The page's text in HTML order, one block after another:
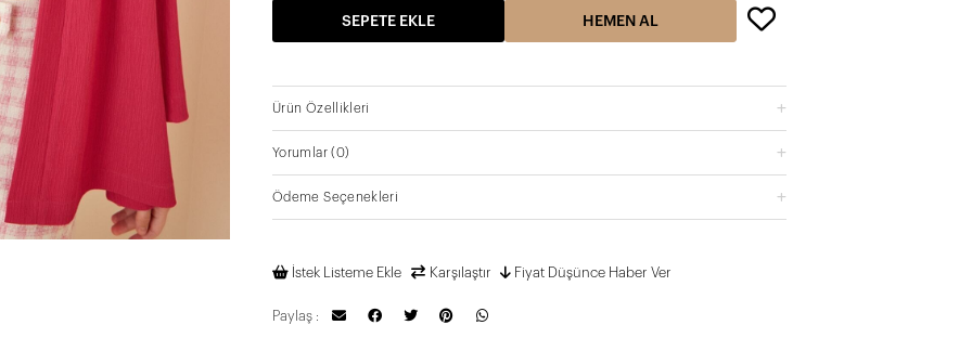
SEPETE EKLE HEMEN AL
Ürün Özellikleri
Yorumlar(0)
Ödeme Seçenekleri
İstek Listeme Ekle Karşılaştır Fiyat Düşünce Haber Ver
Paylaş :